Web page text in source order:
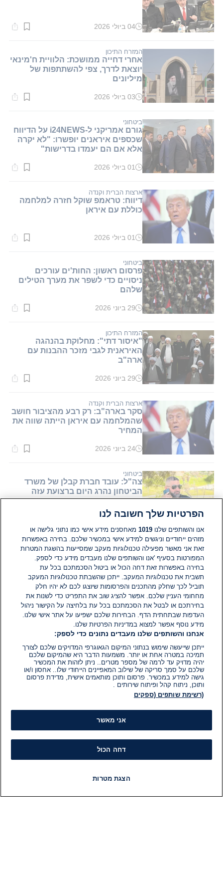
זמן
דקות.
04 ביולי 2026
המזרח התיכון
אחרי דחייה ממושכת: הלוויית ח'מינאי
יוצאת לדרך, צפי להשתתפות של
מיליונים
זמן
דקות.
03 ביולי 2026
ביטחוני
גורם אמריקני ל-i24NEWS על הדיווח
שכספים איראנים יופשרו: "לא יקרה
אלא אם הם יעמדו בדרישות"
זמן
דקות.
01 ביולי 2026
ארצות הברית וקנדה
דיווח: טראמפ שוקל חזרה למלחמה
כוללת עם איראן
זמן
דקות.
01 ביולי 2026
ביטחוני
פרסום ראשון: החות'ים עורכים
ניסויים כדי לשפר את מערך הטילים
שלהם
זמן
דקות.
29 ביוני 2026
המזרח התיכון
"איסור דתי": מחלוקת בהנהגה
האיראנית לגבי מזכר ההבנות עם
ארה"ב
זמן
דקות.
29 ביוני 2026
ארצות הברית וקנדה
סקר בארה"ב: רק רבע מהציבור חושב
שהמלחמה עם איראן הייתה שווה את
המחיר
זמן
דקות.
24 ביוני 2026
ביטחוני
צה"ל: עובד חברת קבלן של משרד
הביטחון נהרג היום ברצועת עזה
קריאה:
1
דקות.
24 ביוני 2026
המזרח התיכון
"רחפנים נעים כאחד כמו מדוזה":
העדות המדאיגה של טייס הקרב
שחולץ מאיראן
זמן
קריאה:
1
דקות.
24 ביוני 2026
הפרטיות שלך חשובה לנו
אנו והשותפים שלנו1019 מאחסנים מידע אישי כמו נתוני גלישה או
מזהים ייחודיים וניגשים למידע אישי במכשיר שלכם. בחירה באפשרות
זאת אני מאשר מפעילה טכנולוגיות מעקב שמסייעות בהשגת המטרות
המפורטות בסעיף 'אנו והשותפים שלנו מעבדים מידע כדי לספק.
בחירה באפשרות זאת דחה הכול או ביטול הסכמתכם בכל עת
תשבית את טכנולוגיות המעקב. ייתכן שהשבתת טכנולוגיות המעקב
תוביל לכך שחלק מהתכנים והפרסומות שיוצגו לכם לא יהיו חלק
מחחומי העניין שלכם. אפשר להציג שוב את התפריט כדי לשנות את
בחירתכם או לבטל את הסכמתכם בכל עת בלחיצה על הקישור ניהול
העדפות שבתחתית הדף. הבחירות שלכם ישפיעו על אתר אישי שלנו.
מידע נוסף אפשר למצוא במדיניות הפרטיות שלנו.
אנחנו והשותפים שלנו מעבדים נתונים כדי לספק:
ייתכן שייעשה שימוש בנתוני המיקום הגאוגרפי המדויקים שלכם לצורך
תמיכה במטרה אחת או יותר. משמעות הדבר היא שהמיקום שלכם
יהיה מדויק עד לרמה של מספר מטרים.. ניתן לזהות את המכשיר
שלכם על סמך סריקה של שילוב המאפיינים הייחודי שלו.. אחסון ו/או
גישה למידע במכשיר. פרסום ותוכן מותאמים אישית, מדידת פרסום
ותוכן, ניתוח קהל ופיתוח שירותים .
(רשימת שותפים (ספקים
אני מאשר
דחה הכול
הצגת מטרות